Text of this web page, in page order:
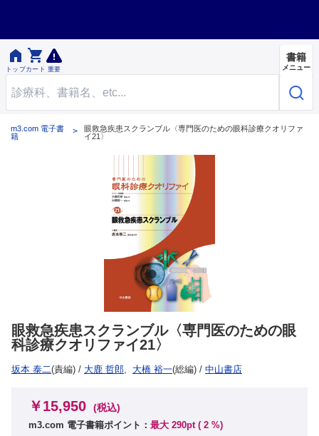

トップ

カート 重要
書籍
メニュー
m3.com 電子書
籍
眼救急疾患スクランブル〈専門医のための眼科診療クオリファ
イ21〉
眼救急疾患スクランブル〈専門医のための眼
科診療クオリファイ21〉
坂本 泰二(責編) / 大鹿 哲郎, 大橋 裕一(総編) / 中山書店
￥15,950 (税込)
m3.com 電子書籍ポイント： 最大 290pt ( 2 %)